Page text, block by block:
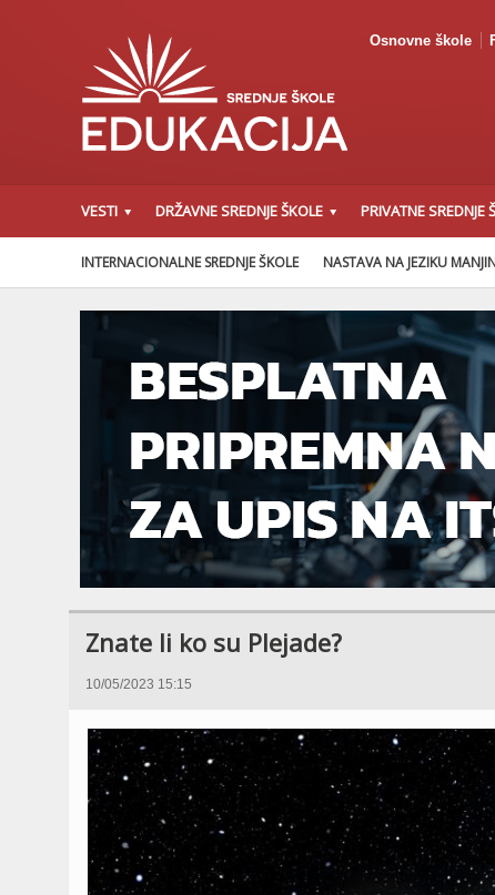
Osnovne škole
VESTI DRŽAVNE SREDNJE ŠKOLE PRIVATNE SREDNJE
INTERNACIONALNE SREDNJE ŠKOLE NASTAVA NA JEZIKU
Znate li ko su Plejade?
10/05/2023 15:15